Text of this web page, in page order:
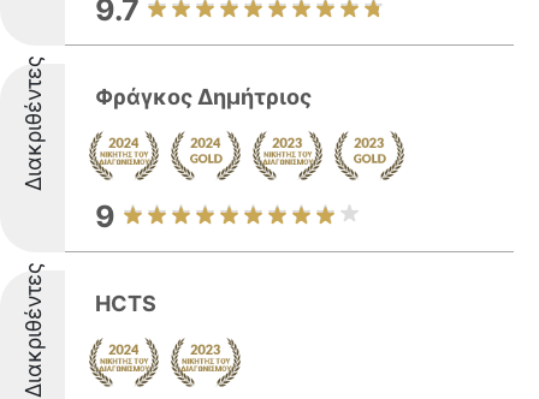
9.7
Διακριθέντες Φράγκος Δημήτριος
9
Διακριθέντες HCTS